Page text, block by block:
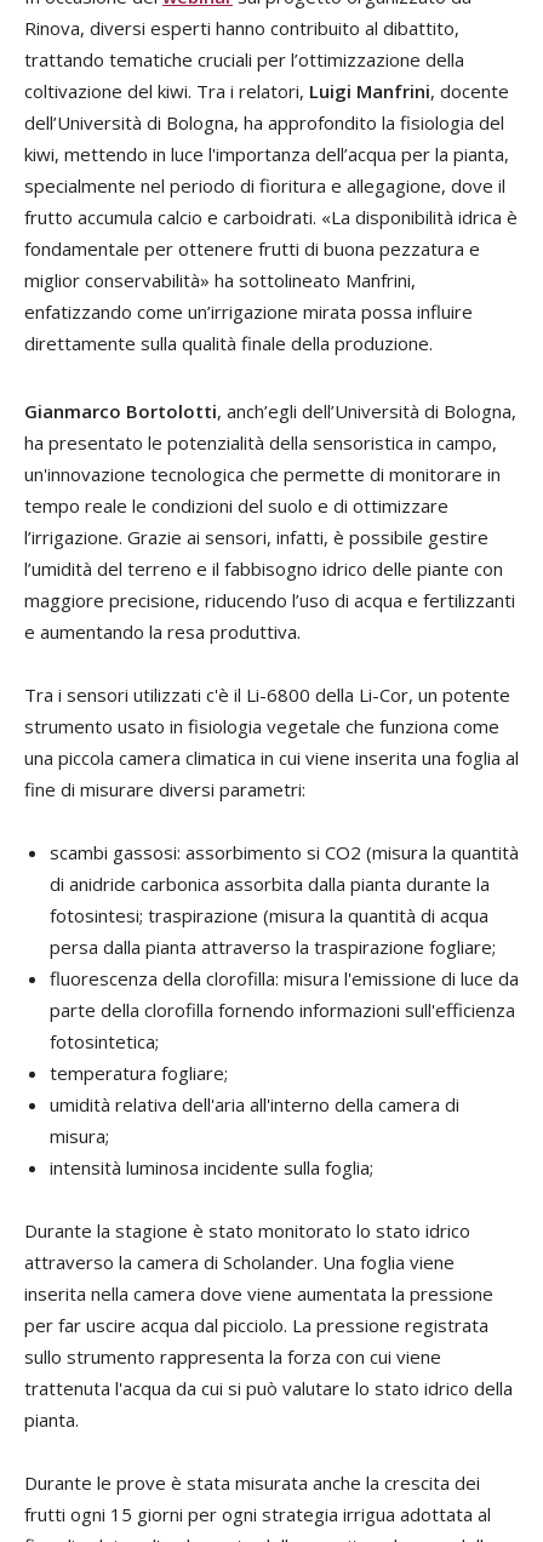
Rinova, diversi esperti hanno contribuito al dibattito,
trattando tematiche cruciali per l’ottimizzazione della
coltivazione del kiwi. Tra i relatori, Luigi Manfrini, docente
dell’Università di Bologna, ha approfondito la fisiologia del
kiwi, mettendo in luce l'importanza dell’acqua per la pianta,
specialmente nel periodo di fioritura e allegagione, dove il
frutto accumula calcio e carboidrati. «La disponibilità idrica è
fondamentale per ottenere frutti di buona pezzatura e
miglior conservabilità» ha sottolineato Manfrini,
enfatizzando come un’irrigazione mirata possa influire
direttamente sulla qualità finale della produzione.
Gianmarco Bortolotti, anch’egli dell’Università di Bologna,
ha presentato le potenzialità della sensoristica in campo,
un'innovazione tecnologica che permette di monitorare in
tempo reale le condizioni del suolo e di ottimizzare
l’irrigazione. Grazie ai sensori, infatti, è possibile gestire
l’umidità del terreno e il fabbisogno idrico delle piante con
maggiore precisione, riducendo l’uso di acqua e fertilizzanti
e aumentando la resa produttiva.
Tra i sensori utilizzati c'è il Li-6800 della Li-Cor, un potente
strumento usato in fisiologia vegetale che funziona come
una piccola camera climatica in cui viene inserita una foglia al
fine di misurare diversi parametri:
scambi gassosi: assorbimento si CO2 (misura la quantità
di anidride carbonica assorbita dalla pianta durante la
fotosintesi; traspirazione (misura la quantità di acqua
persa dalla pianta attraverso la traspirazione fogliare;
fluorescenza della clorofilla: misura l'emissione di luce da
parte della clorofilla fornendo informazioni sull'efficienza
fotosintetica;
temperatura fogliare;
umidità relativa dell'aria all'interno della camera di
misura;
intensità luminosa incidente sulla foglia;
Durante la stagione è stato monitorato lo stato idrico
attraverso la camera di Scholander. Una foglia viene
inserita nella camera dove viene aumentata la pressione
per far uscire acqua dal picciolo. La pressione registrata
sullo strumento rappresenta la forza con cui viene
trattenuta l'acqua da cui si può valutare lo stato idrico della
pianta.
Durante le prove è stata misurata anche la crescita dei
frutti ogni 15 giorni per ogni strategia irrigua adottata al